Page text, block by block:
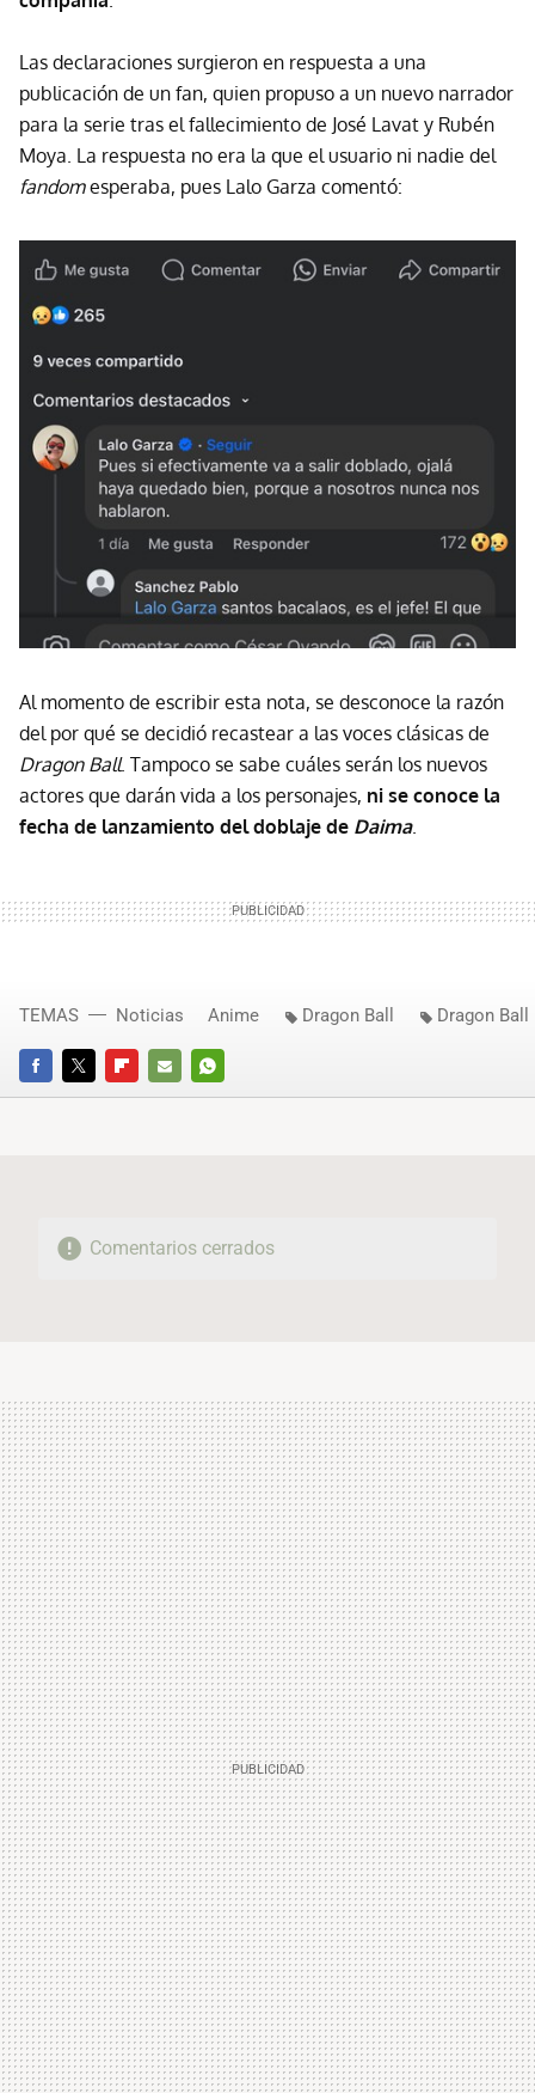
Las declaraciones surgieron en respuesta a una
publicación de un fan, quien propuso a un nuevo narrador
para la serie tras el fallecimiento de José Lavat y Rubén
Moya. La respuesta no era la que el usuario ni nadie del
fandomesperaba, pues Lalo Garza comentó:
Al momento de escribir esta nota, se desconoce la razón
del por qué se decidió recastear a las voces clásicas de
Dragon Ball. Tampoco se sabe cuáles serán los nuevos
actores que darán vida a los personajes, ni se conoce la
fecha de lanzamiento del doblaje de Daima.
FACEBOOKTWITTERFLIPBOARD
E-
WHATSAPP
TEMAS Noticias Anime Dragon Ball Dragon Ball
Comentarios cerrados